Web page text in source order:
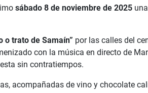
sábado 8 de noviembre de 2025
o trato de Samaín” por las calles del
con la música en directo de
sin contratiempos.
acompañadas de vino y chocolate